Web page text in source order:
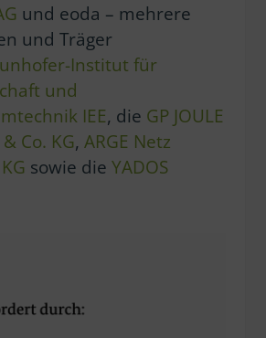
und eoda – mehrere
und Träger
Institut für
und
IEE, die GP JOULE
Co. KG, ARGE Netz
sowie die YADOS